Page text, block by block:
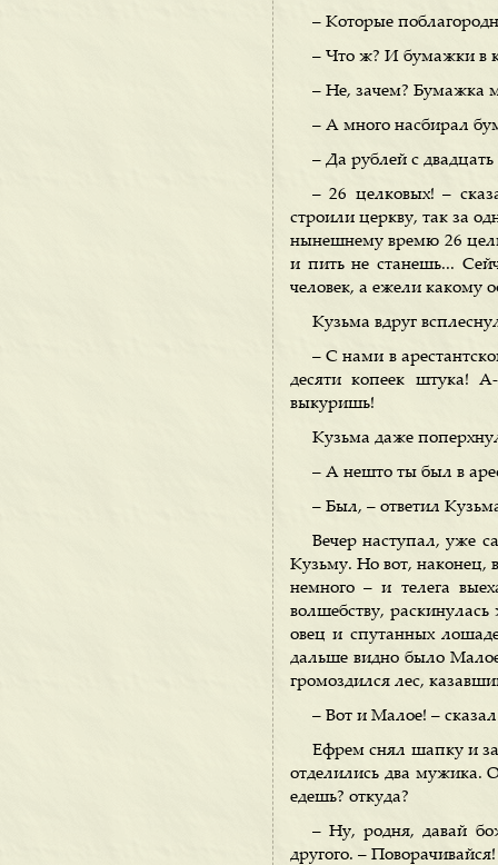
– Которые
– Что ж? И бумажки в
– Не, зачем? Бумажка
– А много насбирал
– Да рублей с
– 26 целковых! –
строили церкву, так за
нынешнему времю 26
и пить не станешь...
человек, а ежели какому
Кузьма вдруг
– С нами в
десяти копеек штука!
выкуришь!
Кузьма даже
– А нешто ты был в
– Был, – ответил
Вечер наступал, уже
Кузьму. Но вот, наконец,
немного – и телега
волшебству, раскинулась
овец и спутанных
дальше видно было
громоздился лес,
– Вот и Малое! –
Ефрем снял шапку и
отделились два мужика.
едешь? откуда?
– Ну, родня, давай
другого. – Поворачивайся!